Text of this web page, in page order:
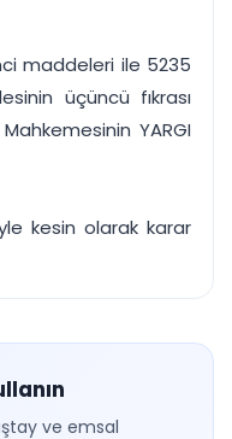
maddeleri ile 5235
üçüncü fıkrası
YARGI
kesin olarak karar
ve emsal